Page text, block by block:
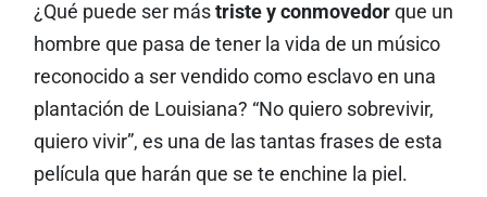
¿Qué puede ser mástriste y conmovedor que un
hombre que pasa de tener la vida de un músico
reconocido a ser vendido como esclavo en una
plantación de Louisiana? “No quiero sobrevivir,
quiero vivir”, es una de las tantas frases de esta
película que harán que se te enchine la piel.